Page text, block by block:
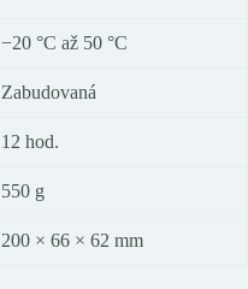
−20 °C až 50 °C
Zabudovaná
12 hod.
550 g
200 × 66 × 62 mm